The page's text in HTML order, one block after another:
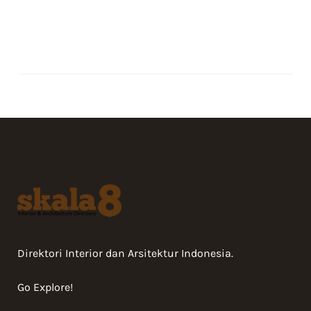
Direktori Interior dan Arsitektur Indonesia.
Go Explore!